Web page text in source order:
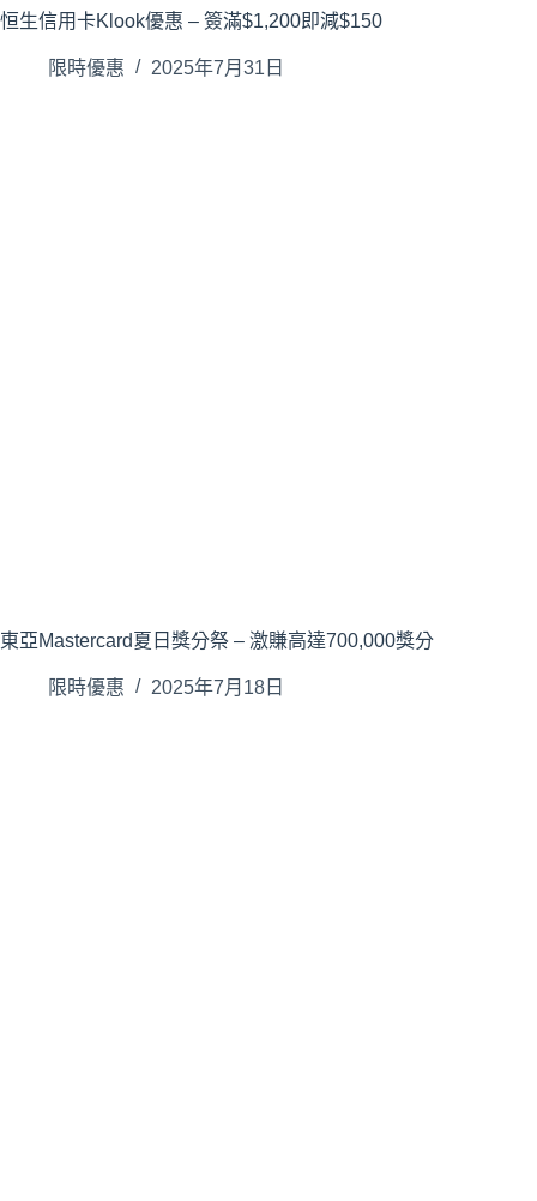
恒生信用卡Klook優惠 – 簽滿$1,200即減$150
限時優惠 2025年7月31日
東亞Mastercard夏日獎分祭 – 激賺高達700,000獎分
限時優惠 2025年7月18日